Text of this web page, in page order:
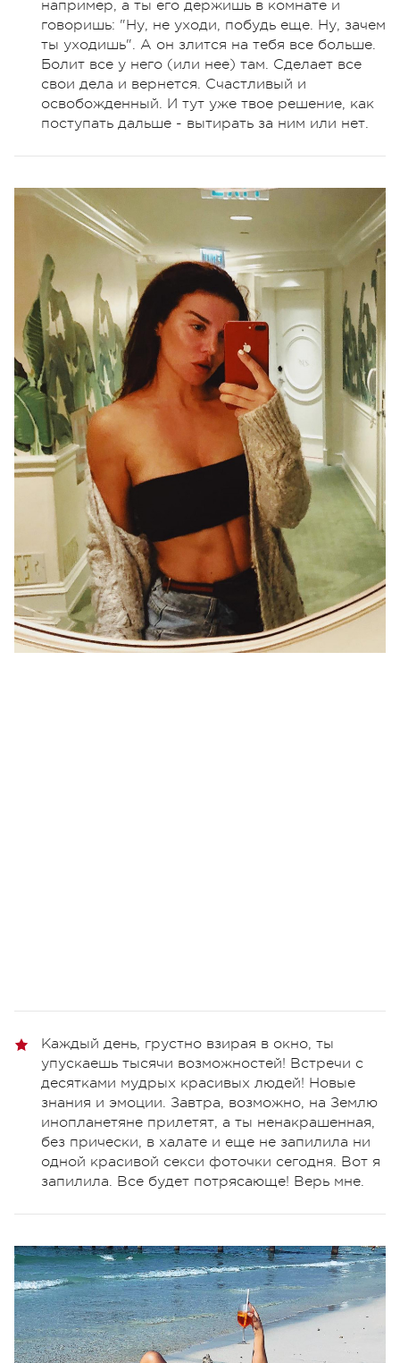
например, а ты его держишь в комнате и
говоришь: "Ну, не уходи, побудь еще. Ну, зачем
ты уходишь". А он злится на тебя все больше.
Болит все у него (или нее) там. Сделает все
свои дела и вернется. Счастливый и
освобожденный. И тут уже твое решение, как
поступать дальше - вытирать за ним или нет.
Каждый день, грустно взирая в окно, ты
упускаешь тысячи возможностей! Встречи с
десятками мудрых красивых людей! Новые
знания и эмоции. Завтра, возможно, на Землю
инопланетяне прилетят, а ты ненакрашенная,
без прически, в халате и еще не запилила ни
одной красивой секси фоточки сегодня. Вот я
запилила. Все будет потрясающе! Верь мне.